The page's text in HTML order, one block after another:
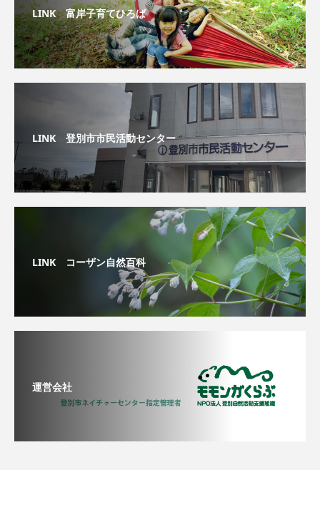
LINK 富岸子育てひろば
LINK 登別市市民活動センター
LINK コーザン自然百科
運営会社